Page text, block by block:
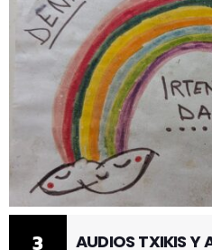
3 AUDIOS TXIKIS Y